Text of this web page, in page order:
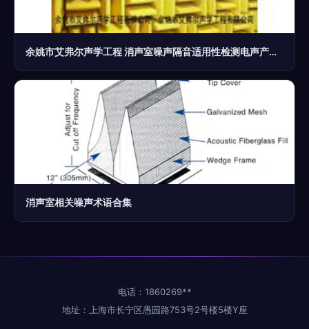
余姚市艾弗尔声学工程 消声室噪声隔音适用性检测电声产品噪声的专业守护者
消声室相关噪声术语合集
电话：1860269**
地址：上海市长宁区愚园路753号2号楼5楼Y座